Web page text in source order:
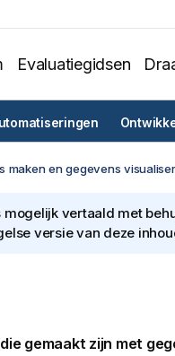
Evaluatiegidsen
maken en gegevens
vertaald met
versie van deze
gemaakt zijn met